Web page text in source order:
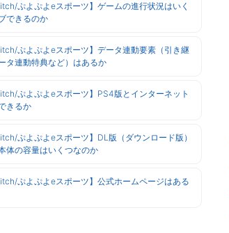
ぷよぷよeスポーツ】ゲームの進行状況はいく
できるのか
ぷよぷよeスポーツ】データ連動要素（引き継
タ連動特典など）はあるか
ぷよぷよeスポーツ】PS4版とインターネット
きるか
ぷよぷよeスポーツ】DL版（ダウンロード版）
体の容量はいくつなのか
ぷよぷよeスポーツ】公式ホームページはある